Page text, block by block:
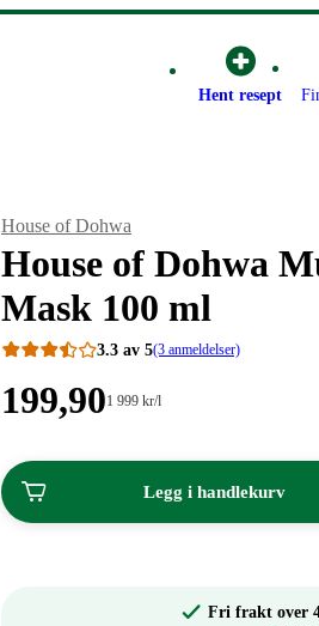
Hent resept
Merke:
House of Dohwa
House of Dohwa
Mask 100 ml​
3.3 av 5(3 anmeldelser)
Pris:
kroner.
199,90Stykkpris:
kroner.
1 999 kr/l
Legg i handlekurv
Fri frakt over